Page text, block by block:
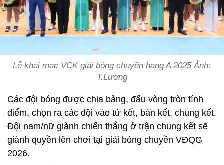
Lễ khai mạc VCK giải bóng chuyền hạng A 2025 Ảnh:
T.Lương
Các đội bóng được chia bảng, đấu vòng tròn tính
điểm, chọn ra các đội vào tứ kết, bán kết, chung kết.
Đội nam/nữ giành chiến thắng ở trận chung kết sẽ
giành quyền lên chơi tại giải bóng chuyền VĐQG
2026.